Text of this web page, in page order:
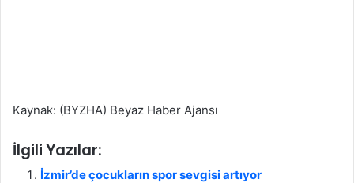
Kaynak: (BYZHA) Beyaz Haber Ajansı
İlgili Yazılar:
İzmir’de çocukların spor sevgisi artıyor